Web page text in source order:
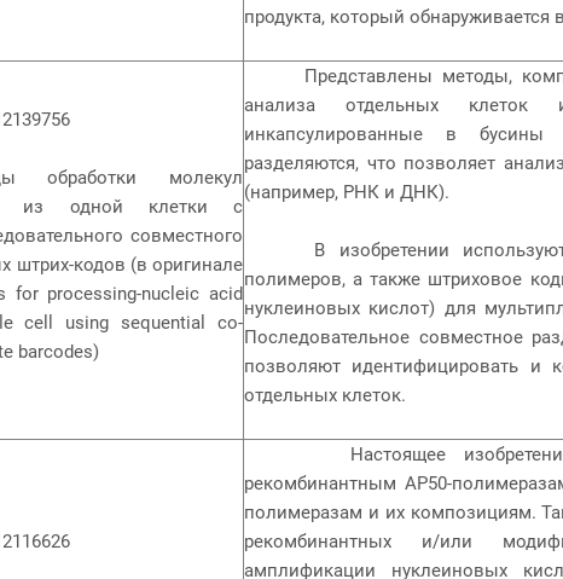
продукта, который обнаруживается
обработки молекул
из одной клетки с
совместного
штрих-кодов (в оригинале
for processing-nucleic acid
cell using sequential co-
barcodes)
Представлены методы,
анализа отдельных клеток
инкапсулированные в бусины
разделяются, что позволяет
(например, РНК и ДНК).
В изобретении
полимеров, а также штриховое
нуклеиновых кислот) для
Последовательное совместное
позволяют идентифицировать и
отдельных клеток.
Настоящее изобретение в
рекомбинантным AP50-
полимеразам и их композициям.
рекомбинантных и/или
амплификации нуклеиновых